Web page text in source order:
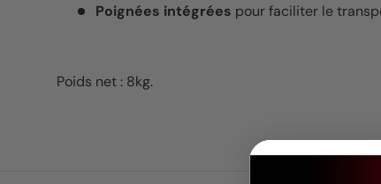
Poignées intégrées pour faciliter le
Poids net : 8kg.